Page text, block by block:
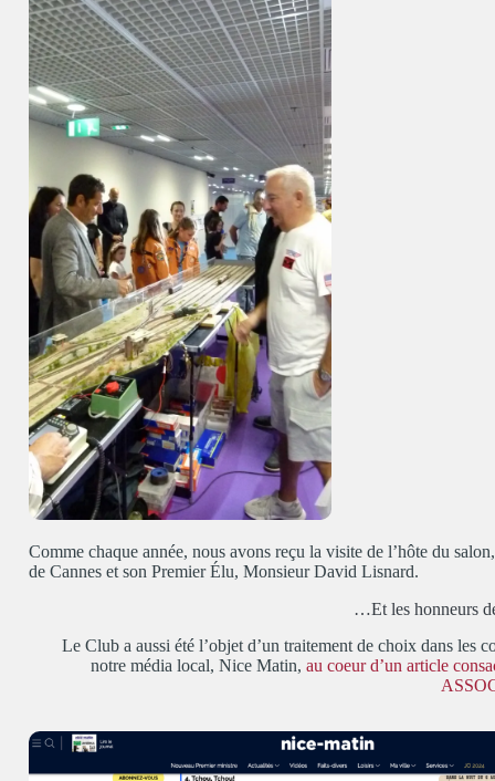
Comme chaque année, nous avons reçu la visite de l’hôte du
de Cannes et son Premier Élu, Monsieur David Lisnard.
…Et les honneurs
Le Club a aussi été l’objet d’un traitement de choix dans les
notre média local, Nice Matin, au coeur d’un article